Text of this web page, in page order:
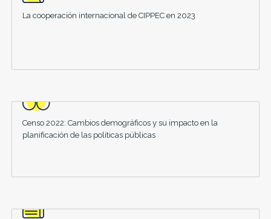
La cooperación internacional de CIPPEC en 2023
Censo 2022: Cambios demográficos y su impacto en la
planificación de las políticas públicas